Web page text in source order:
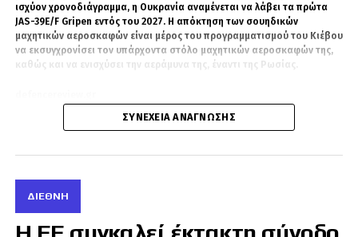
ισχύον χρονοδιάγραμμα, η Ουκρανία αναμένεται να λάβει τα πρώτα
JAS-39E/F Gripen εντός του 2027. Η απόκτηση των σουηδικών
μαχητικών αεροσκαφών είναι μέρος του προγραμματισμού του Κιέβου
να εκσυγχρονίσει τον υπάρχοντα στόλο μαχητικών αεροσκαφών της,
καθώς και να ενισχύσει την αεράμυνα της, έναντι της Ρωσίας.
ΣΥΝΈΧΕΙΑ ΑΝΆΓΝΩΣΗΣ
ΔΙΕΘΝΉ